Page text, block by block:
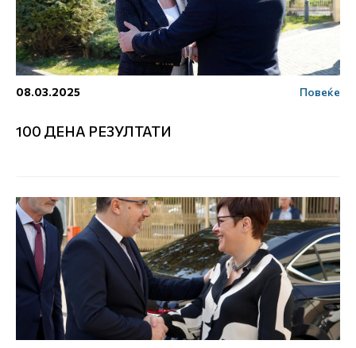
08.03.2025 Повеќе
100 ДЕНА РЕЗУЛТАТИ